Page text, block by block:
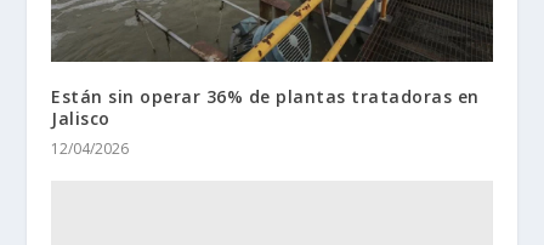
Están sin operar 36% de plantas tratadoras en
Jalisco
12/04/2026